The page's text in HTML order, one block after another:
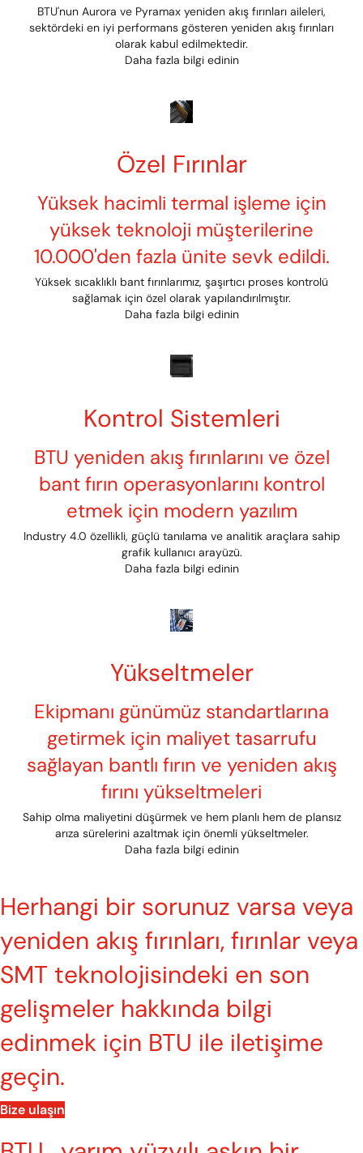
BTU'nun Aurora ve Pyramax yeniden akış fırınları aileleri,
sektördeki en iyi performans gösteren yeniden akış fırınları
olarak kabul edilmektedir.
Daha fazla bilgi edinin
Özel Fırınlar
Yüksek hacimli termal işleme için
yüksek teknoloji müşterilerine
10.000'den fazla ünite sevk edildi.
Yüksek sıcaklıklı bant fırınlarımız, şaşırtıcı proses kontrolü
sağlamak için özel olarak yapılandırılmıştır.
Daha fazla bilgi edinin
Kontrol Sistemleri
BTU yeniden akış fırınlarını ve özel
bant fırın operasyonlarını kontrol
etmek için modern yazılım
Industry 4.0 özellikli, güçlü tanılama ve analitik araçlara sahip
grafik kullanıcı arayüzü.
Daha fazla bilgi edinin
Yükseltmeler
Ekipmanı günümüz standartlarına
getirmek için maliyet tasarrufu
sağlayan bantlı fırın ve yeniden akış
fırını yükseltmeleri
Sahip olma maliyetini düşürmek ve hem planlı hem de plansız
arıza sürelerini azaltmak için önemli yükseltmeler.
Daha fazla bilgi edinin
Herhangi bir sorunuz varsa veya
yeniden akış fırınları, fırınlar veya
SMT teknolojisindeki en son
gelişmeler hakkında bilgi
edinmek için BTU ile iletişime
geçin.
Bize ulaşın